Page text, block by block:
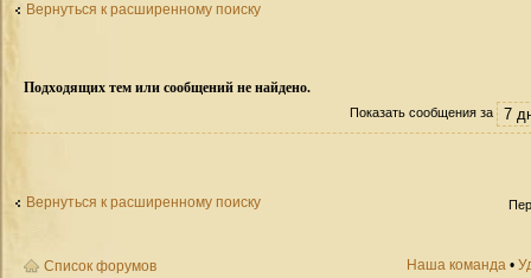
Вернуться к расширенному поиску
Подходящих тем или сообщений не найдено.
Показать сообщения за
Вернуться к расширенному поиску
Список форумов Наша команда •